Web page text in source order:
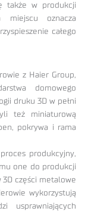
także w produkcji
miejscu oznacza
całego
z Haier Group,
domowego
druku 3D w pełni
też miniaturową
pokrywa i rama
produkcyjny,
one do produkcji
3D części metalowe
wykorzystują
usprawniających